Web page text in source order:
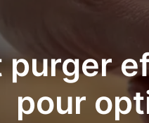
purger
pour